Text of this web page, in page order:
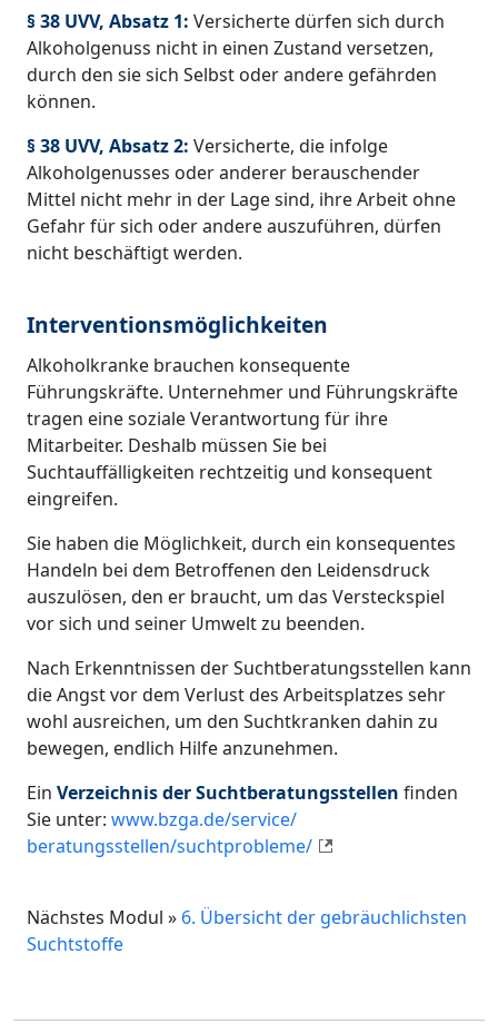
§ 38 UVV, Absatz 1: Versicherte dürfen sich durch
Alkoholgenuss nicht in einen Zustand versetzen,
durch den sie sich Selbst oder andere gefährden
können.
§ 38 UVV, Absatz 2: Versicherte, die infolge
Alkoholgenusses oder anderer berauschender
Mittel nicht mehr in der Lage sind, ihre Arbeit ohne
Gefahr für sich oder andere auszuführen, dürfen
nicht beschäftigt werden.
Interventionsmöglichkeiten
Alkoholkranke brauchen konsequente
Führungskräfte. Unternehmer und Führungskräfte
tragen eine soziale Verantwortung für ihre
Mitarbeiter. Deshalb müssen Sie bei
Suchtauffälligkeiten rechtzeitig und konsequent
eingreifen.
Sie haben die Möglichkeit, durch ein konsequentes
Handeln bei dem Betroffenen den Leidensdruck
auszulösen, den er braucht, um das Versteckspiel
vor sich und seiner Umwelt zu beenden.
Nach Erkenntnissen der Suchtberatungsstellen kann
die Angst vor dem Verlust des Arbeitsplatzes sehr
wohl ausreichen, um den Suchtkranken dahin zu
bewegen, endlich Hilfe anzunehmen.
Ein Verzeichnis der Suchtberatungsstellen finden
Sie unter: www.bzga.de/service/
beratungsstellen/suchtprobleme/
Nächstes Modul » 6. Übersicht der gebräuchlichsten
Suchtstoffe